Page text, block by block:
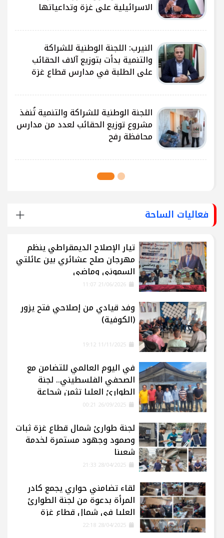
الاسرائيلية على غزة وتداعياتها
النيرب: اللجنة الوطنية للشراكة
والتنمية بدأت بتوزيع آلاف الحقائب
على الطلبة في مدارس قطاع غزة
اللجنة الوطنية للشراكة والتنمية تُنفذ
مشروع توزيع الحقائب لعدد من مدارس
محافظة رفح
فعاليات الساحة
تيار الإصلاح الديمقراطي ينظم
مهرجان صلح عشائري بين عائلتي
السموني وماضي
وفد قيادي من إصلاحي فتح يزور
(الكوفية)
في اليوم العالمي للتضامن مع
الصحفي الفلسطيني.. لجنة
الطوارئ العليا تثمن شجاعة
الإعلاميين في غزة
لجنة طوارئ شمال قطاع غزة ثبات
وصمود وجهود مستمرة لخدمة
شعبنا
لقاء تضامني حواري يجمع كادر
المرأة بدعوة من لجنة الطوارئ
العليا في شمال قطاع غزة